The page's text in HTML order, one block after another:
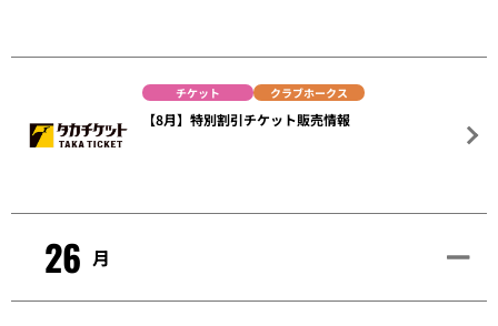
チケット クラブホークス
【8月】特別割引チケット販売情報
26 月